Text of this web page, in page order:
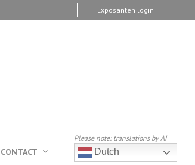
Exposanten login
CONTACT Dutch
Please note: translations by AI